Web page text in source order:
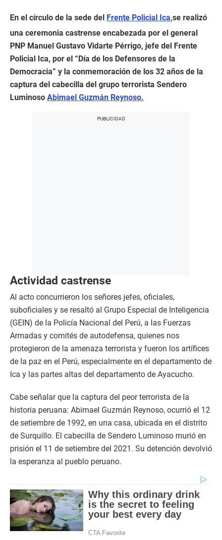
En el círculo de la sede del Frente Policial Ica,se realizó
una ceremonia castrense encabezada por el general
PNP Manuel Gustavo Vidarte Pérrigo, jefe del Frente
Policial Ica, por el “Día de los Defensores de la
Democracia” y la conmemoración de los 32 años de la
captura del cabecilla del grupo terrorista Sendero
Luminoso Abimael Guzmán Reynoso.
Actividad castrense
Al acto concurrieron los señores jefes, oficiales,
suboficiales y se resaltó al Grupo Especial de Inteligencia
(GEIN) de la Policía Nacional del Perú, a las Fuerzas
Armadas y comités de autodefensa, quienes nos
protegieron de la amenaza terrorista y fueron los artífices
de la paz en el Perú, especialmente en el departamento de
Ica y las partes altas del departamento de Ayacucho.
Cabe señalar que la captura del peor terrorista de la
historia peruana: Abimael Guzmán Reynoso, ocurrió el 12
de setiembre de 1992, en una casa, ubicada en el distrito
de Surquillo. El cabecilla de Sendero Luminoso murió en
prisión el 11 de setiembre del 2021. Su detención devolvió
la esperanza al pueblo peruano.